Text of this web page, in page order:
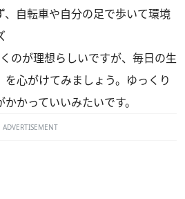
、自転車や自分の足で歩いて環境
のが理想らしいですが、毎日の生
心がけてみましょう。ゆっくり
かっていいみたいです。
ADVERTISEMENT